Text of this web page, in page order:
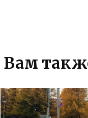
Вам